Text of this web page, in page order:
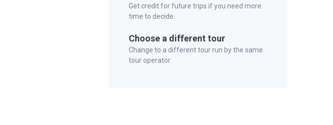
Get credit for future trips if you need more
time to decide.
Choose a different tour
Change to a different tour run by the same
tour operator.